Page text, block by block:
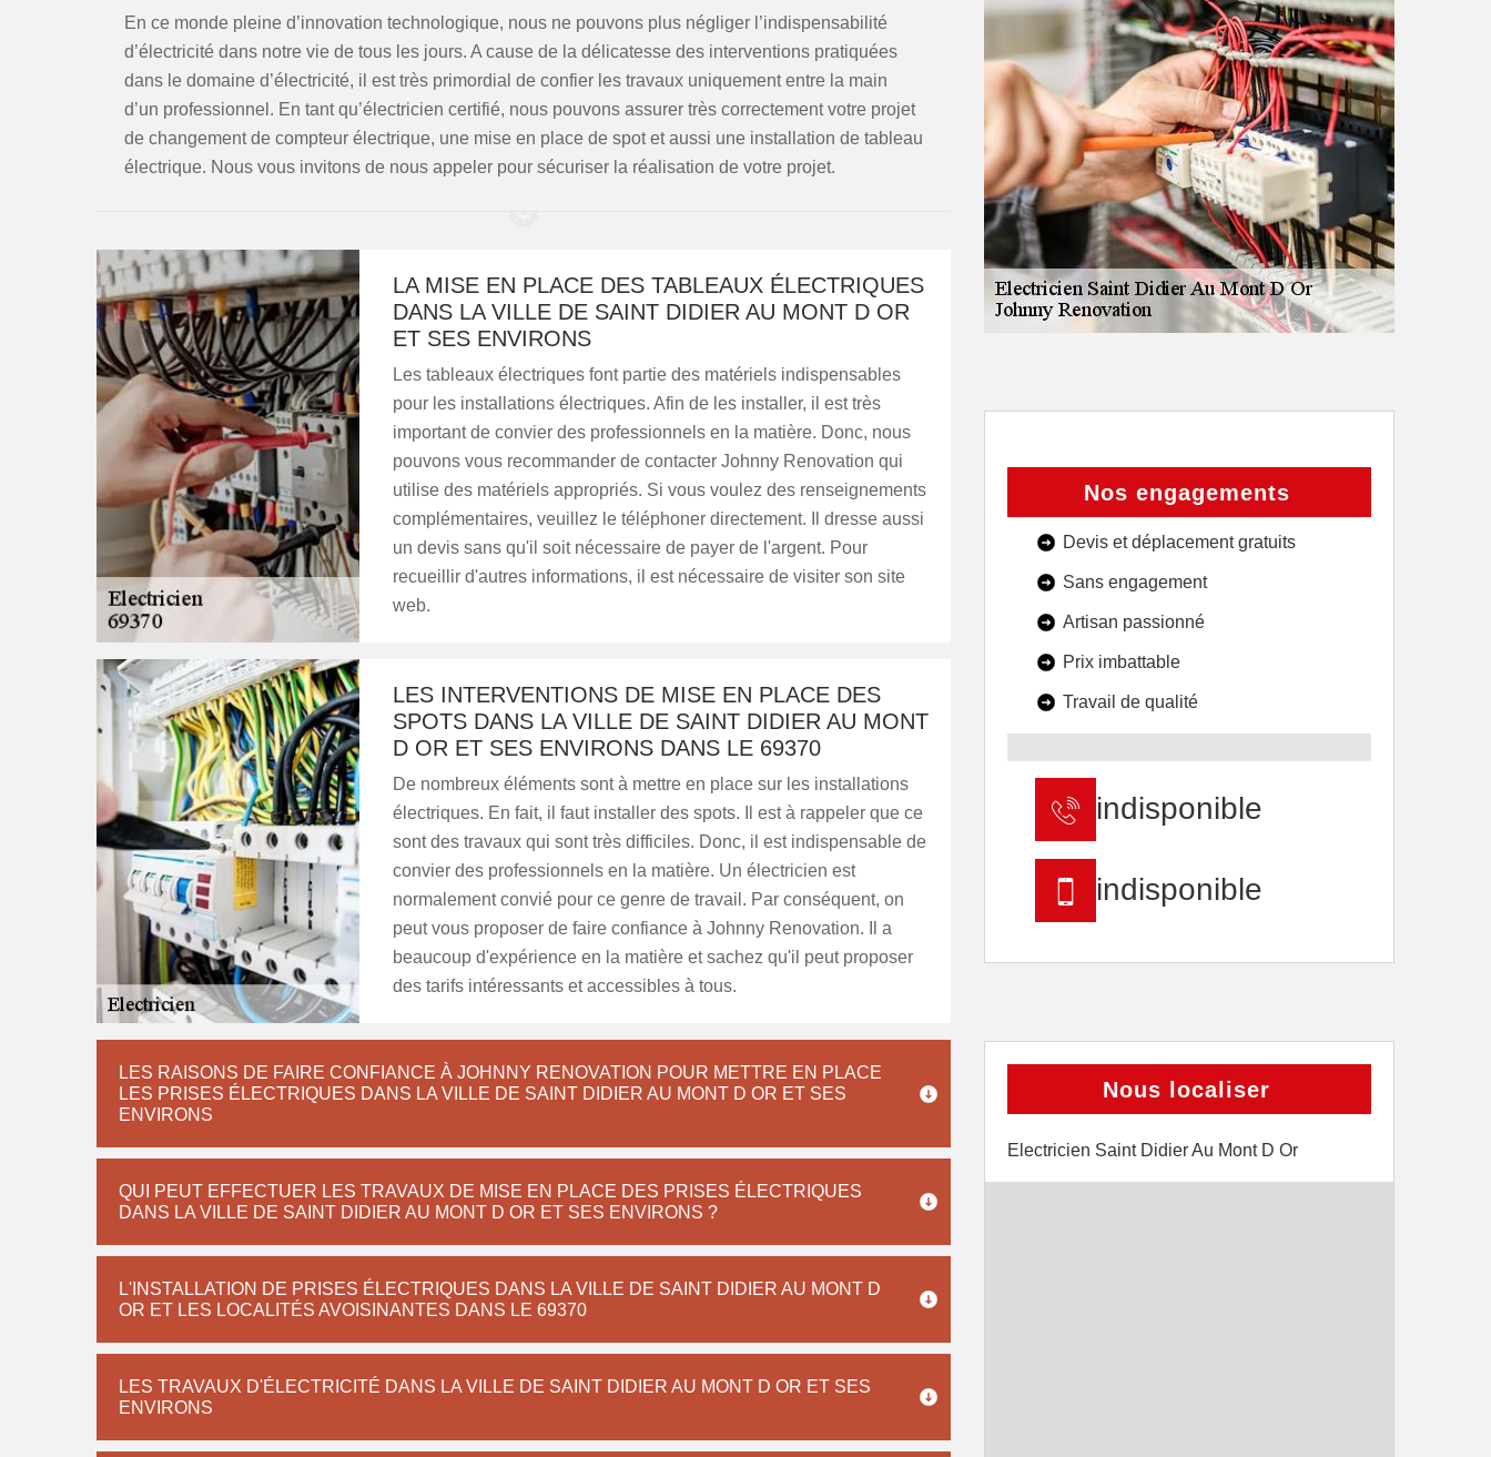
En ce monde pleine d’innovation technologique, nous ne pouvons plus négliger l’indispensabilité
d’électricité dans notre vie de tous les jours. A cause de la délicatesse des interventions pratiquées
dans le domaine d’électricité, il est très primordial de confier les travaux uniquement entre la main
d’un professionnel. En tant qu’électricien certifié, nous pouvons assurer très correctement votre projet
de changement de compteur électrique, une mise en place de spot et aussi une installation de tableau
électrique. Nous vous invitons de nous appeler pour sécuriser la réalisation de votre projet.
LA MISE EN PLACE DES TABLEAUX ÉLECTRIQUES
DANS LA VILLE DE SAINT DIDIER AU MONT D OR
ET SES ENVIRONS
Les tableaux électriques font partie des matériels indispensables
pour les installations électriques. Afin de les installer, il est très
important de convier des professionnels en la matière. Donc, nous
pouvons vous recommander de contacter Johnny Renovation qui
utilise des matériels appropriés. Si vous voulez des renseignements
complémentaires, veuillez le téléphoner directement. Il dresse aussi
un devis sans qu'il soit nécessaire de payer de l'argent. Pour
recueillir d'autres informations, il est nécessaire de visiter son site
web.
LES INTERVENTIONS DE MISE EN PLACE DES
SPOTS DANS LA VILLE DE SAINT DIDIER AU MONT
D OR ET SES ENVIRONS DANS LE 69370
De nombreux éléments sont à mettre en place sur les installations
électriques. En fait, il faut installer des spots. Il est à rappeler que ce
sont des travaux qui sont très difficiles. Donc, il est indispensable de
convier des professionnels en la matière. Un électricien est
normalement convié pour ce genre de travail. Par conséquent, on
peut vous proposer de faire confiance à Johnny Renovation. Il a
beaucoup d'expérience en la matière et sachez qu'il peut proposer
des tarifs intéressants et accessibles à tous.
LES RAISONS DE FAIRE CONFIANCE À JOHNNY RENOVATION POUR METTRE EN PLACE
LES PRISES ÉLECTRIQUES DANS LA VILLE DE SAINT DIDIER AU MONT D OR ET SES
ENVIRONS
QUI PEUT EFFECTUER LES TRAVAUX DE MISE EN PLACE DES PRISES ÉLECTRIQUES
DANS LA VILLE DE SAINT DIDIER AU MONT D OR ET SES ENVIRONS ?
L'INSTALLATION DE PRISES ÉLECTRIQUES DANS LA VILLE DE SAINT DIDIER AU MONT D
OR ET LES LOCALITÉS AVOISINANTES DANS LE 69370
LES TRAVAUX D'ÉLECTRICITÉ DANS LA VILLE DE SAINT DIDIER AU MONT D OR ET SES
ENVIRONS
Nos engagements
Devis et déplacement gratuits
Sans engagement
Artisan passionné
Prix imbattable
Travail de qualité
indisponible
indisponible
Nous localiser
Electricien Saint Didier Au Mont D Or